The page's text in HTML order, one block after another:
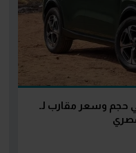
7 سيارات في حجم وسعر مقارب لـ